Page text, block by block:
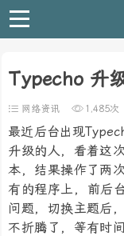
Typecho 升
网络资讯 1,485次
最近后台出现
升级的人，看着这
本，结果操作了两
有的程序上，前后
问题，切换主题后
不折腾了，等有时